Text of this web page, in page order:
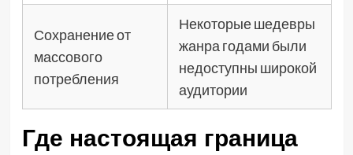
Сохранение от
массового
потребления
Некоторые шедевры
жанра годами были
недоступны широкой
аудитории
Где настоящая граница